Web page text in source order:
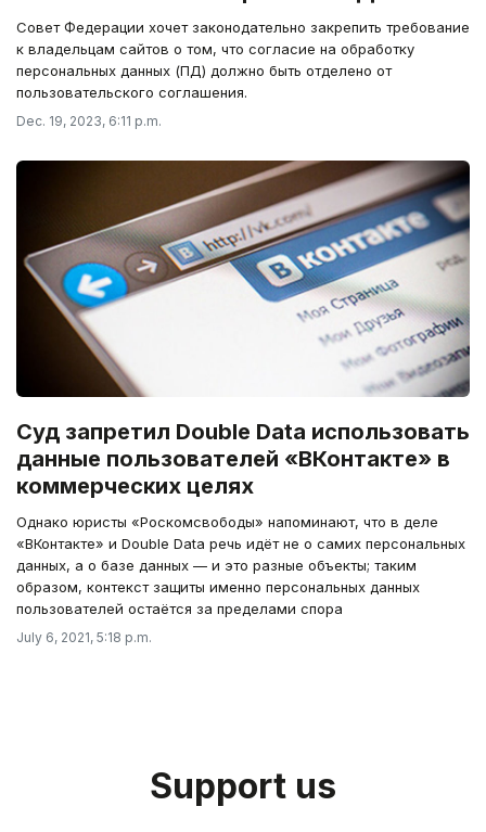
Совет Федерации хочет законодательно закрепить требование
к владельцам сайтов о том, что согласие на обработку
персональных данных (ПД) должно быть отделено от
пользовательского соглашения.
Dec. 19, 2023, 6:11 p.m.
Суд запретил Double Data использовать
данные пользователей «ВКонтакте» в
коммерческих целях
Однако юристы «Роскомсвободы» напоминают, что в деле
«ВКонтакте» и Double Data речь идёт не о самих персональных
данных, а о базе данных — и это разные объекты; таким
образом, контекст защиты именно персональных данных
пользователей остаётся за пределами спора
July 6, 2021, 5:18 p.m.
Support us